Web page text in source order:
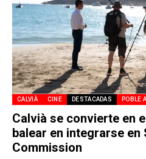
CALVIÀ CINE DESTACADAS POBLE
Calvià se convierte en
balear en integrarse en
Commission